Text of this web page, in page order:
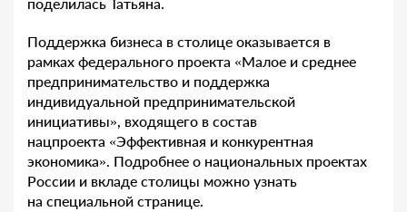
Поддержка бизнеса в столице оказывается в
рамках федерального проекта «Малое и среднее
предпринимательство и поддержка
индивидуальной предпринимательской
инициативы», входящего в состав
нацпроекта «Эффективная и конкурентная
экономика». Подробнее о национальных проектах
России и вкладе столицы можно узнать
на специальной странице.